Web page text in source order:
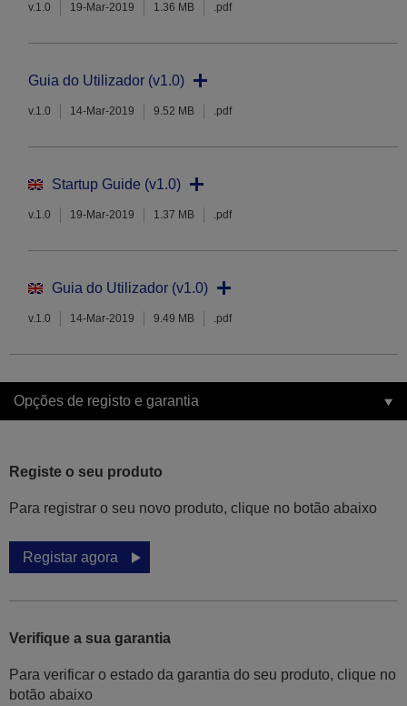
v.1.0 19-Mar-2019 1.36 MB .pdf
Guia do Utilizador (v1.0)
v.1.0 14-Mar-2019 9.52 MB .pdf
Startup Guide (v1.0)
v.1.0 19-Mar-2019 1.37 MB .pdf
Guia do Utilizador (v1.0)
v.1.0 14-Mar-2019 9.49 MB .pdf
Opções de registo e garantia
Registe o seu produto
Para registrar o seu novo produto, clique no botão abaixo
Registar agora
Verifique a sua garantia
Para verificar o estado da garantia do seu produto, clique no
botão abaixo